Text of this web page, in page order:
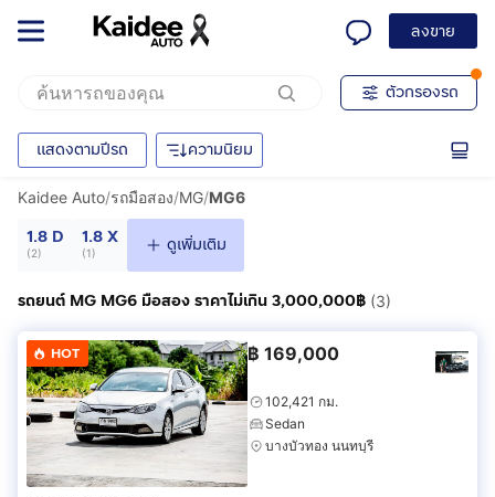
ลงขาย
ตัวกรองรถ
แสดงตามปีรถ ความนิยม
Kaidee Auto/รถมือสอง/MG/MG6
1.8 D
(2)
1.8 X
(1) ดูเพิ่มเติม
รถยนต์ MG MG6 มือสอง ราคาไม่เกิน 3,000,000฿ (3)
HOT ฿ 169,000
102,421 กม.
Sedan
บางบัวทอง นนทบุรี